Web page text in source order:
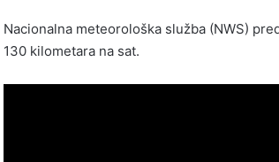
Nacionalna meteorološka služba (NWS)
130 kilometara na sat.